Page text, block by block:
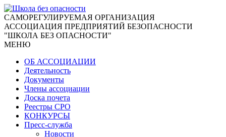
CАМОРЕГУЛИРУЕМАЯ ОРГАНИЗАЦИЯ
АССОЦИАЦИЯ ПРЕДПРИЯТИЙ БЕЗОПАСНОСТИ
"ШКОЛА БЕЗ ОПАСНОСТИ"
МЕНЮ
ОБ АССОЦИАЦИИ
Деятельность
Документы
Члены ассоциации
Доска почета
Реестры СРО
КОНКУРСЫ
Пресс-служба
Новости